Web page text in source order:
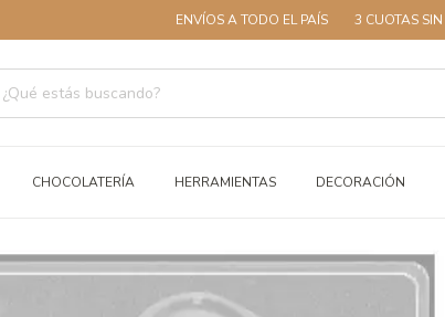
ENVÍOS A TODO EL PAÍS 3 CUOTAS SIN INTERÉS
CHOCOLATERÍA HERRAMIENTAS DECORACIÓN